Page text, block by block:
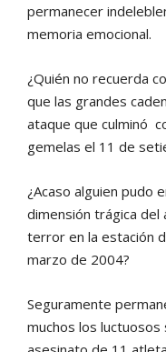
permanecer
memoria emocional.
¿Quién no recuerda
que las grandes
ataque que culminó
gemelas el 11 de
¿Acaso alguien pudo
dimensión trágica
terror en la estación
marzo de 2004?
Seguramente
muchos los luctuosos